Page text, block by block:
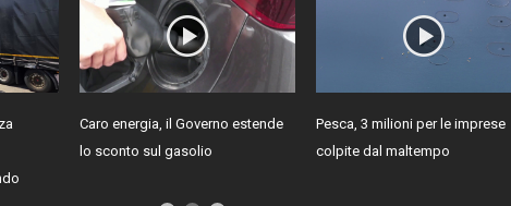
Caro energia, il Governo estende
lo sconto sul gasolio
Pesca, 3 milioni per le imprese
colpite dal maltempo